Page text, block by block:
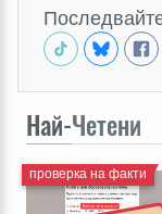
Най-Четени
проверка на факти